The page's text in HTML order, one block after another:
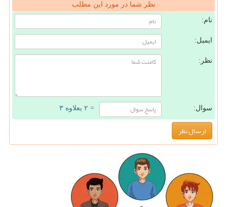
نظر شما در مورد این مطلب
نام:
ایمیل:
نظر:
سوال: = ۲ بعلاوه ۳